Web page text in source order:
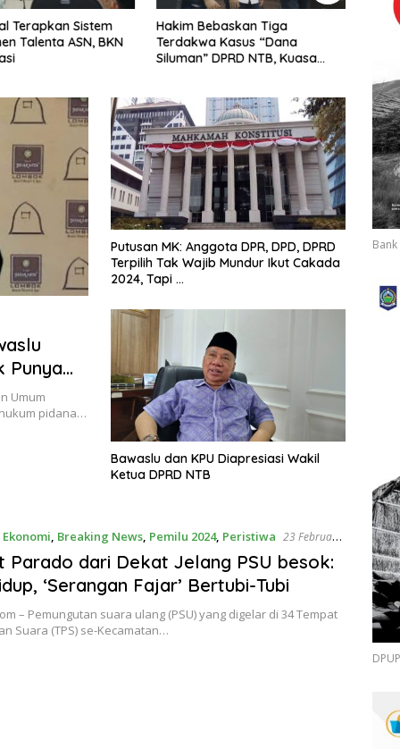
Terapkan Sistem
Talenta ASN, BKN
Hakim Bebaskan Tiga
Terdakwa Kasus “Dana
Siluman” DPRD NTB, Kuasa
Tak
Punya
Umum
pidana…
Putusan MK: Anggota DPR, DPD, DPRD
Terpilih Tak Wajib Mundur Ikut Cakada
2024, Tapi …
Bawaslu dan KPU Diapresiasi Wakil
Ketua DPRD NTB
, Breaking News, Pemilu 2024, Peristiwa 23 Februari
Parado dari Dekat Jelang PSU besok:
‘Serangan Fajar’ Bertubi-Tubi
– Pemungutan suara ulang (PSU) yang digelar di 34 Tempat
Suara (TPS) se-Kecamatan…